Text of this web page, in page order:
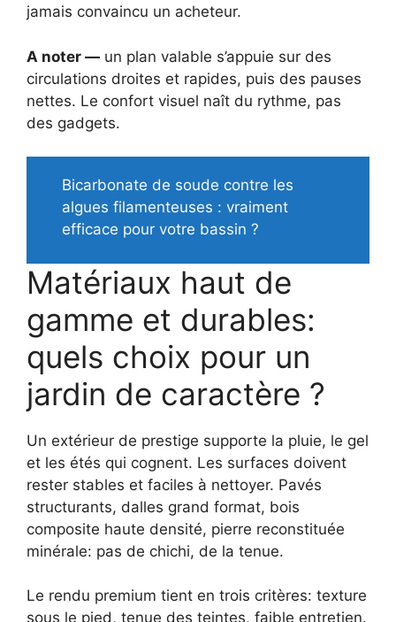
jamais convaincu un acheteur.
A noter — un plan valable s’appuie sur des
circulations droites et rapides, puis des pauses
nettes. Le confort visuel naît du rythme, pas
des gadgets.
Bicarbonate de soude contre les
algues filamenteuses : vraiment
efficace pour votre bassin ?
Matériaux haut de
gamme et durables:
quels choix pour un
jardin de caractère ?
Un extérieur de prestige supporte la pluie, le gel
et les étés qui cognent. Les surfaces doivent
rester stables et faciles à nettoyer. Pavés
structurants, dalles grand format, bois
composite haute densité, pierre reconstituée
minérale: pas de chichi, de la tenue.
Le rendu premium tient en trois critères: texture
sous le pied, tenue des teintes, faible entretien.